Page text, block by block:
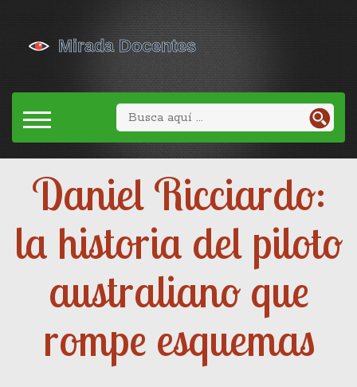
Daniel Ricciardo:
la historia del piloto
australiano que
rompe esquemas